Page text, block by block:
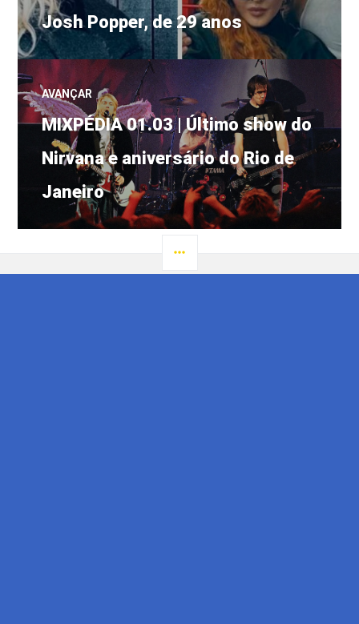
Josh Popper, de 29 anos
AVANÇAR
Próximo
post:
MIXPÉDIA 01.03 | Último show do
Nirvana e aniversário do Rio de
Janeiro